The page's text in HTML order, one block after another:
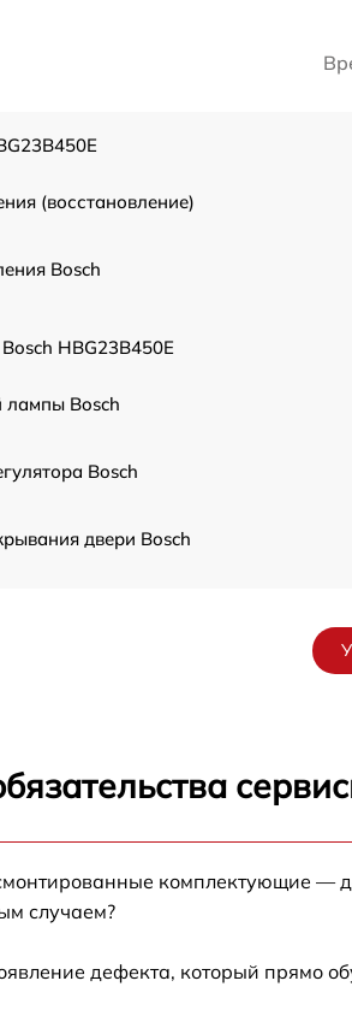
(восстановление)
Bosch
HBG23B450E
лампы Bosch
Bosch
двери Bosch
HBG23B450Eкомплектующие —
случаем?
дефекта, который прямо